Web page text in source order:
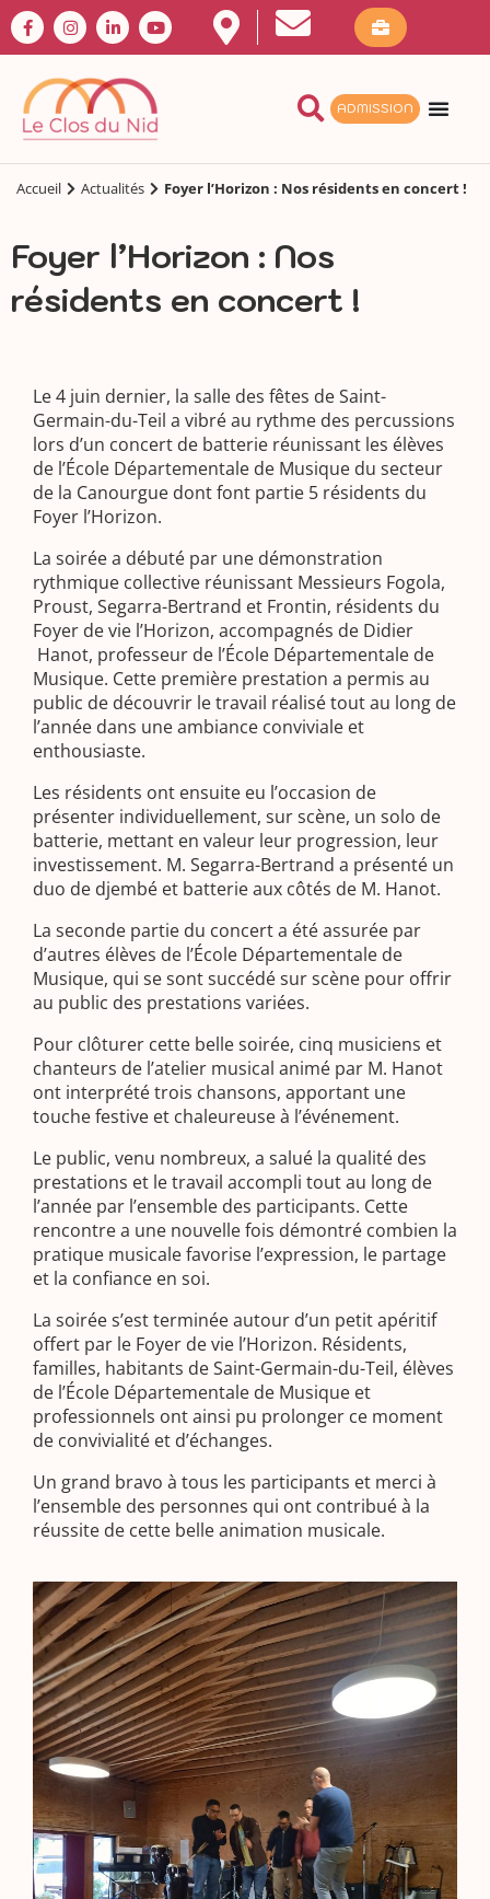
ADMISSION
Accueil Actualités Foyer l’Horizon : Nos résidents en concert !
Foyer l’Horizon : Nos
résidents en concert !
Le 4 juin dernier, la salle des fêtes de Saint-
Germain-du-Teil a vibré au rythme des percussions
lors d’un concert de batterie réunissant les élèves
de l’École Départementale de Musique du secteur
de la Canourgue dont font partie 5 résidents du
Foyer l’Horizon.
La soirée a débuté par une démonstration
rythmique collective réunissant Messieurs Fogola,
Proust, Segarra-Bertrand et Frontin, résidents du
Foyer de vie l’Horizon, accompagnés de Didier
Hanot, professeur de l’École Départementale de
Musique. Cette première prestation a permis au
public de découvrir le travail réalisé tout au long de
l’année dans une ambiance conviviale et
enthousiaste.
Les résidents ont ensuite eu l’occasion de
présenter individuellement, sur scène, un solo de
batterie, mettant en valeur leur progression, leur
investissement. M. Segarra-Bertrand a présenté un
duo de djembé et batterie aux côtés de M. Hanot.
La seconde partie du concert a été assurée par
d’autres élèves de l’École Départementale de
Musique, qui se sont succédé sur scène pour offrir
au public des prestations variées.
Pour clôturer cette belle soirée, cinq musiciens et
chanteurs de l’atelier musical animé par M. Hanot
ont interprété trois chansons, apportant une
touche festive et chaleureuse à l’événement.
Le public, venu nombreux, a salué la qualité des
prestations et le travail accompli tout au long de
l’année par l’ensemble des participants. Cette
rencontre a une nouvelle fois démontré combien la
pratique musicale favorise l’expression, le partage
et la confiance en soi.
La soirée s’est terminée autour d’un petit apéritif
offert par le Foyer de vie l’Horizon. Résidents,
familles, habitants de Saint-Germain-du-Teil, élèves
de l’École Départementale de Musique et
professionnels ont ainsi pu prolonger ce moment
de convivialité et d’échanges.
Un grand bravo à tous les participants et merci à
l’ensemble des personnes qui ont contribué à la
réussite de cette belle animation musicale.